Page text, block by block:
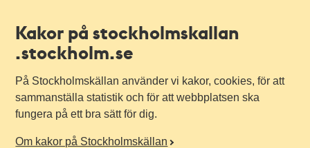
Kakor på stockholmskallan
.stockholm.se
På Stockholmskällan använder vi kakor, cookies, för att
sammanställa statistik och för att webbplatsen ska
fungera på ett bra sätt för dig.
Om kakor på Stockholmskällan